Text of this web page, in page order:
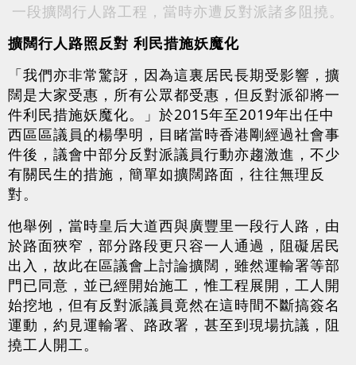
一段擴闊行人路工程，當時亦遭反對派諸多阻撓。
擴闊行人路照反對 利民措施妖魔化
「我們亦非常驚訝，因為這裏居民長期受影響，擴
闊是大家受惠，所有公眾都受惠，但反對派卻將一
件利民措施妖魔化。」於2015年至2019年出任中
西區區議員的楊學明，目睹當時香港剛經過社會事
件後，議會中部分反對派議員行動亦趨激進，不少
有關民生的措施，簡單如擴闊路面，往往無理反
對。
他舉例，當時皇后大道西與廣豐里一段行人路，由
於路面狹窄，部分路段更只容一人通過，阻礙居民
出入，故此在區議會上討論擴闊，雖然運輸署等部
門已同意，並已經開始施工，惟工程展開，工人開
始挖地，但有反對派議員竟然在這時間不斷搞簽名
運動，約見運輸署、路政署，甚至到現場抗議，阻
撓工人開工。